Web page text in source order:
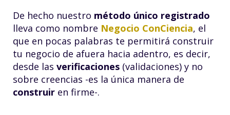
De hecho nuestro método único registrado
lleva como nombre Negocio ConCiencia, el
que en pocas palabras te permitirá construir
tu negocio de afuera hacia adentro, es decir,
desde las verificaciones (validaciones) y no
sobre creencias -es la única manera de
construir en firme-.